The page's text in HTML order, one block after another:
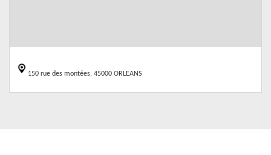
150 rue des montées, 45000 ORLEANS